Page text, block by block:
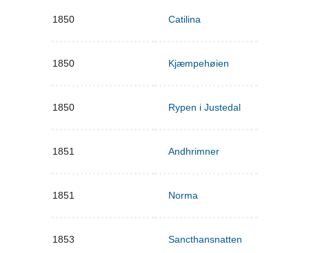
1850 Catilina
1850 Kjæmpehøien
1850 Rypen i Justedal
1851 Andhrimner
1851 Norma
1853 Sancthansnatten